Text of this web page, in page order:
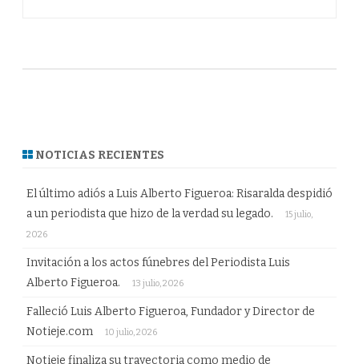
NOTICIAS RECIENTES
El último adiós a Luis Alberto Figueroa: Risaralda despidió
a un periodista que hizo de la verdad su legado.
15 julio,
2026
Invitación a los actos fúnebres del Periodista Luis
Alberto Figueroa.
13 julio, 2026
Falleció Luis Alberto Figueroa, Fundador y Director de
Notieje.com
10 julio, 2026
Notieje finaliza su trayectoria como medio de